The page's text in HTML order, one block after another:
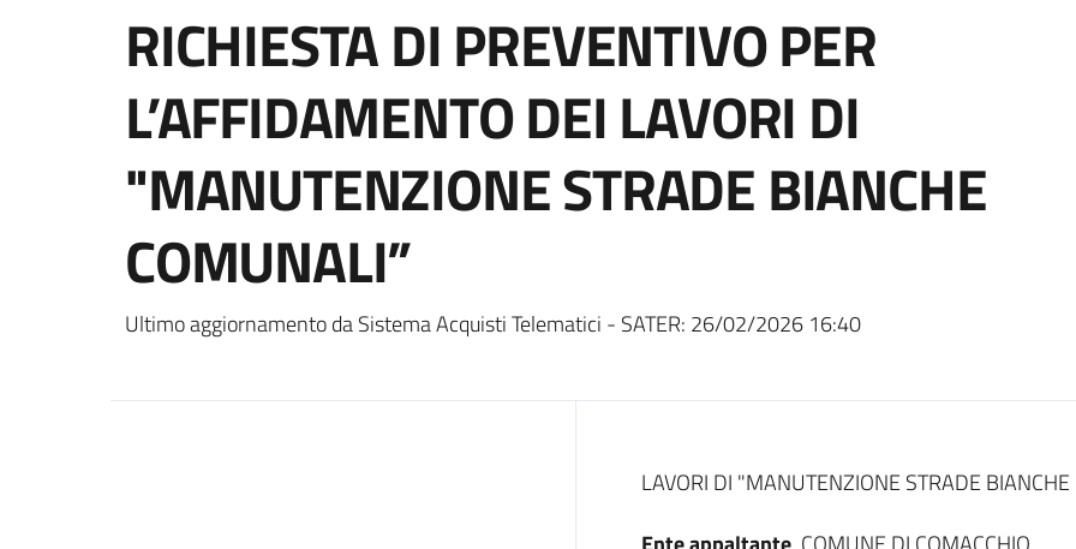
RICHIESTA DI PREVENTIVO PER
L’AFFIDAMENTO DEI LAVORI DI
"MANUTENZIONE STRADE BIANCHE
COMUNALI”
Ultimo aggiornamento da Sistema Acquisti Telematici - SATER: 26/02/2026 16:40
Dati del bando
LAVORI DI "MANUTENZIONE STRADE